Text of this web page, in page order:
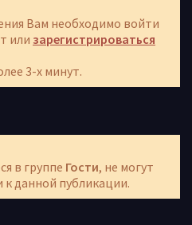
Вам необходимо войти
или зарегистрироваться
3-х минут.
в группе Гости, не могут
данной публикации.